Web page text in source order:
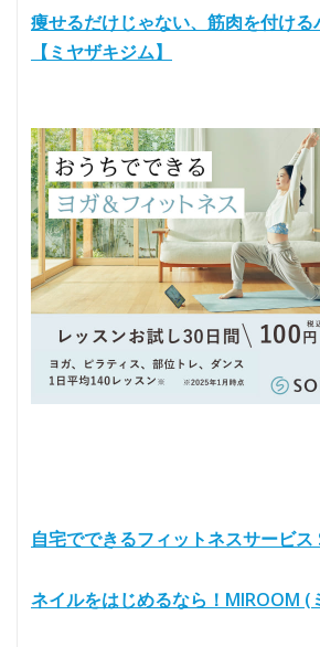
痩せるだけじゃない、筋肉を付け
【ミヤザキジム】
自宅でできるフィットネスサービス
ネイルをはじめるなら！MIROOM (